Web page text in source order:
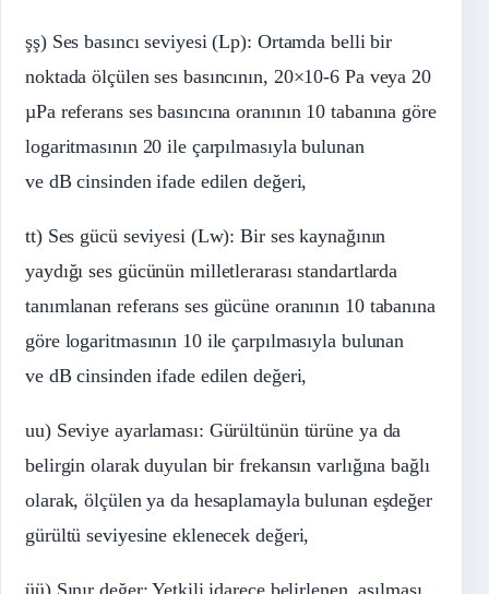
şş) Ses basıncı seviyesi (Lp): Ortamda belli bir
noktada ölçülen ses basıncının, 20×10-6 Pa veya 20
µPa referans ses basıncına oranının 10 tabanına göre
logaritmasının 20 ile çarpılmasıyla bulunan
ve dB cinsinden ifade edilen değeri,
tt) Ses gücü seviyesi (Lw): Bir ses kaynağının
yaydığı ses gücünün milletlerarası standartlarda
tanımlanan referans ses gücüne oranının 10 tabanına
göre logaritmasının 10 ile çarpılmasıyla bulunan
ve dB cinsinden ifade edilen değeri,
uu) Seviye ayarlaması: Gürültünün türüne ya da
belirgin olarak duyulan bir frekansın varlığına bağlı
olarak, ölçülen ya da hesaplamayla bulunan eşdeğer
gürültü seviyesine eklenecek değeri,